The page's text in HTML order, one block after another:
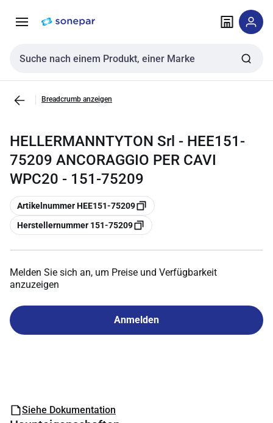
NavigationInhalt
Sucheingabe
Breadcrumb anzeigen
HELLERMANNTYTON Srl - HEE151-
75209 ANCORAGGIO PER CAVI
WPC20 - 151-75209
Kopieren
Artikelnummer HEE151-75209
Kopieren
Herstellernummer 151-75209
Melden Sie sich an, um Preise und Verfügbarkeit
anzuzeigen
Anmelden
Siehe Dokumentation